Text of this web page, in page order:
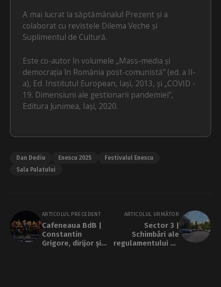
A mai lucrat la săptămânalul Prezent și a
colaborat cu revistele Dilema Veche și
Suplimentul de Cultură.
Este co-autor în volumele „Mass-media și
democrația în România post-comunistă” (ed. a II-
a), Ed. Institutul European, Iași, 2013, și „COVID -
19. Dimensiuni ale gestionarii pandemiei”,
Editura Junimea, Iași, 2020.
Dan Dediu Enescu 2025
Festivalul Enescu
Sala Palatului
ARTICOLUL PRECEDENT
Cafeneaua BdB |
Constantin
Grigore, dirijor și
ARTICOLUL URMĂTOR
Sector 3 |
Schimbări ale
regulamentului de